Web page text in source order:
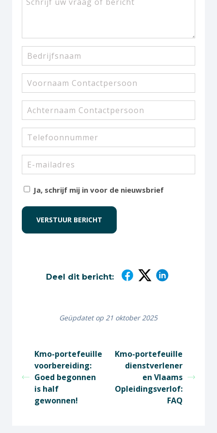
bericht
Bedrijfsnaam
Voornaam
Contactpersoon
Achternaam
Contactpersoon
Telefoon
E-
mailadres
Nieuwsbrief
Ja, schrijf mij in voor de nieuwsbrief
Deel dit bericht:
Geüpdatet op 21 oktober 2025
Kmo-portefeuille
voorbereiding:
Goed begonnen
is half
gewonnen!
Kmo-portefeuille
dienstverlener
en Vlaams
Opleidingsverlof:
FAQ